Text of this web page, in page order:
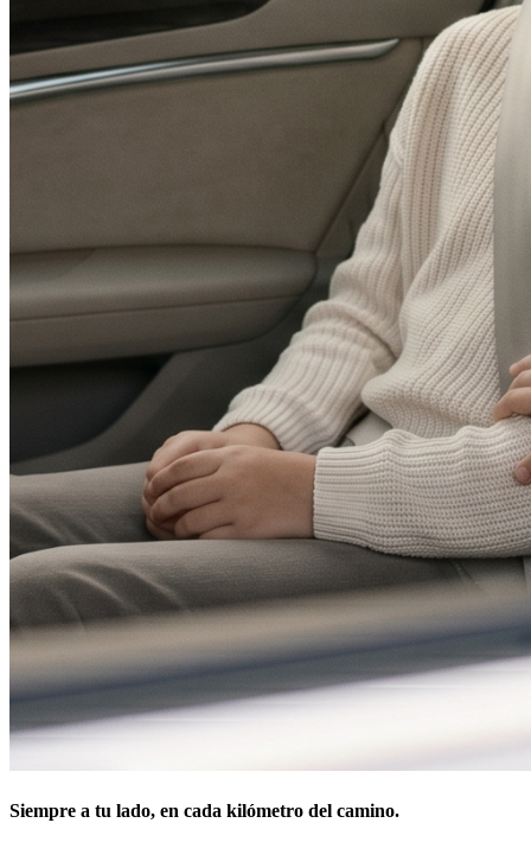
Siempre a tu lado, en cada kilómetro del camino.